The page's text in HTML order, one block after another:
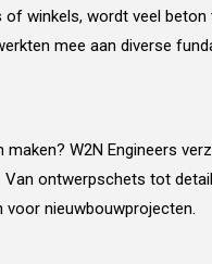
winkels, wordt veel beton
mee aan diverse
W2N Engineers
ontwerpschets tot
voor nieuwbouwprojecten.